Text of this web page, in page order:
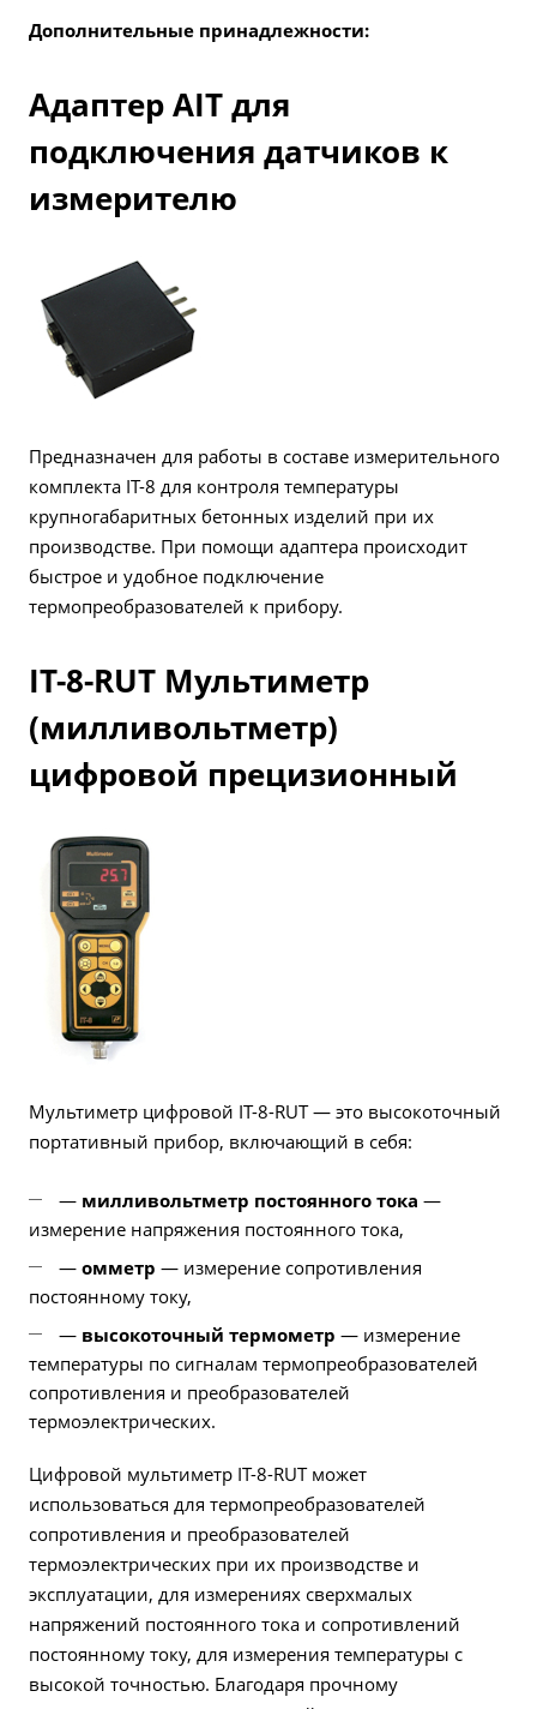
Дополнительные принадлежности:
Адаптер AIT для
подключения датчиков к
измерителю
Предназначен для работы в составе измерительного
комплекта IT-8 для контроля температуры
крупногабаритных бетонных изделий при их
производстве. При помощи адаптера происходит
быстрое и удобное подключение
термопреобразователей к прибору.
IT-8-RUT Мультиметр
(милливольтметр)
цифровой прецизионный
Мультиметр цифровой IT-8-RUT — это высокоточный
портативный прибор, включающий в себя:
— милливольтметр постоянного тока —
измерение напряжения постоянного тока,
— омметр — измерение сопротивления
постоянному току,
— высокоточный термометр — измерение
температуры по сигналам термопреобразователей
сопротивления и преобразователей
термоэлектрических.
Цифровой мультиметр IT-8-RUT может
использоваться для термопреобразователей
сопротивления и преобразователей
термоэлектрических при их производстве и
эксплуатации, для измерениях сверхмалых
напряжений постоянного тока и сопротивлений
постоянному току, для измерения температуры с
высокой точностью. Благодаря прочному